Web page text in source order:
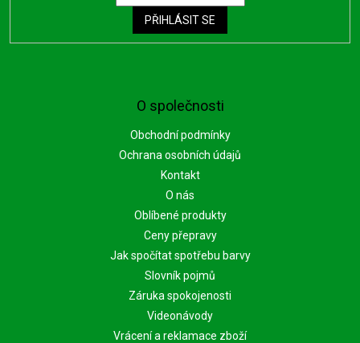
O společnosti
Obchodní podmínky
Ochrana osobních údajů
Kontakt
O nás
Oblíbené produkty
Ceny přepravy
Jak spočítat spotřebu barvy
Slovník pojmů
Záruka spokojenosti
Videonávody
Vrácení a reklamace zboží
PŘIHLÁSIT SE